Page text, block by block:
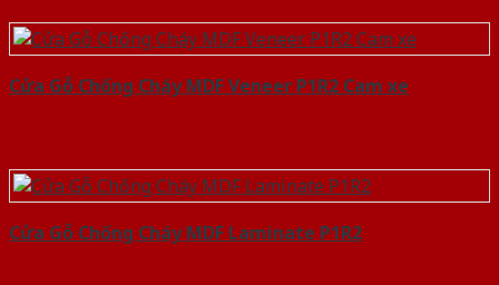
Cửa Gỗ Chống Cháy MDF Veneer P1R2 Cam xe
Cửa Gỗ Chống Cháy MDF Laminate P1R2